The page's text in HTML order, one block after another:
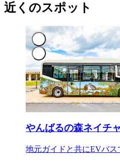
近くのスポット
やんばるの森ネイチ
地元ガイドと共にEVバ